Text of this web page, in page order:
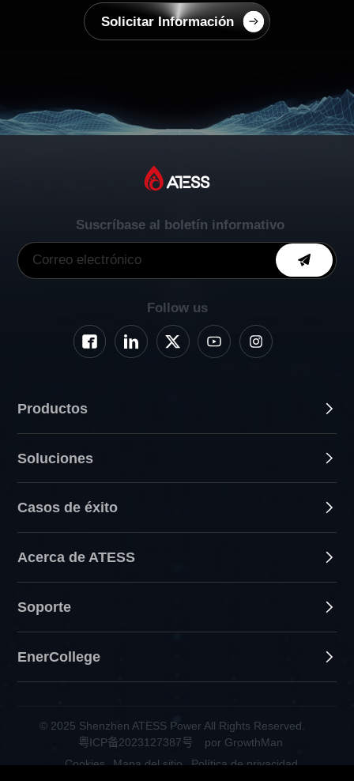
Solicitar Información
Suscríbase al boletín informativo
Follow us
Productos
Soluciones
Casos de éxito
Acerca de ATESS
Soporte
EnerCollege
© 2025 Shenzhen ATESS Power All Rights Reserved.
粤ICP备2023127387号
por GrowthMan
Cookies
Mapa del sitio Política de privacidad